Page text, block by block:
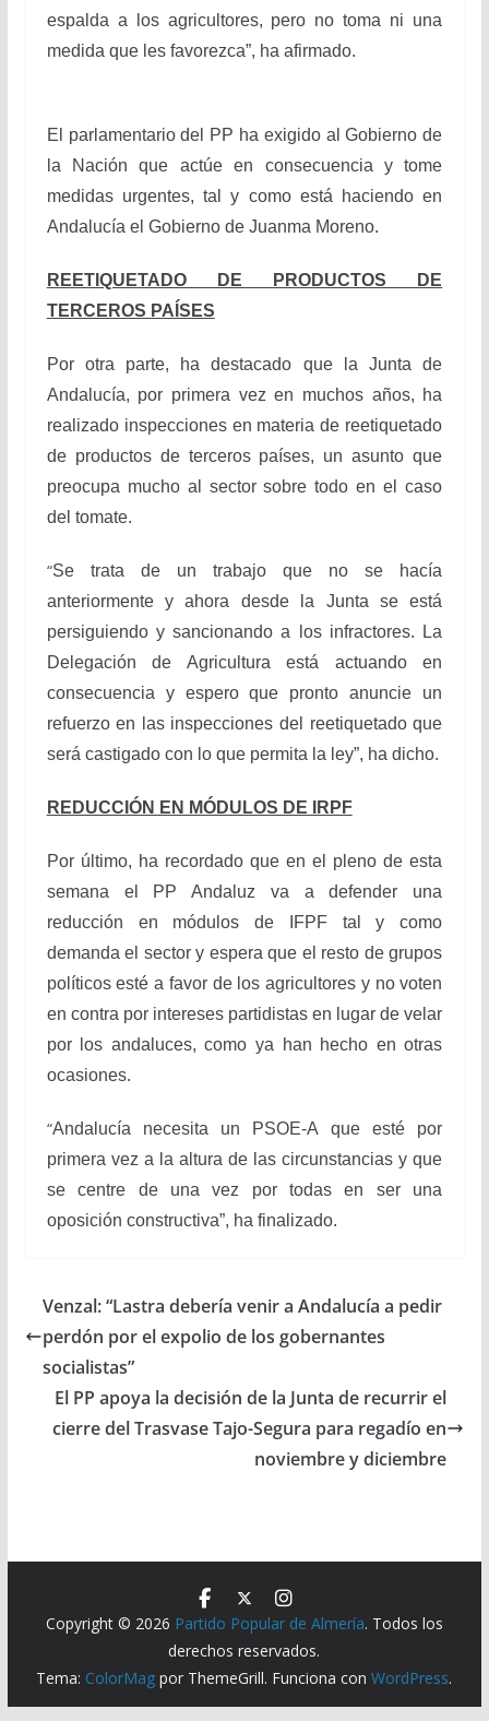
espalda a los agricultores, pero no toma ni una
medida que les favorezca”, ha afirmado.
El parlamentario del PP ha exigido al Gobierno de
la Nación que actúe en consecuencia y tome
medidas urgentes, tal y como está haciendo en
Andalucía el Gobierno de Juanma Moreno.
REETIQUETADO DE PRODUCTOS DE
TERCEROS PAÍSES
Por otra parte, ha destacado que la Junta de
Andalucía, por primera vez en muchos años, ha
realizado inspecciones en materia de reetiquetado
de productos de terceros países, un asunto que
preocupa mucho al sector sobre todo en el caso
del tomate.
“Se trata de un trabajo que no se hacía
anteriormente y ahora desde la Junta se está
persiguiendo y sancionando a los infractores. La
Delegación de Agricultura está actuando en
consecuencia y espero que pronto anuncie un
refuerzo en las inspecciones del reetiquetado que
será castigado con lo que permita la ley”, ha dicho.
REDUCCIÓN EN MÓDULOS DE IRPF
Por último, ha recordado que en el pleno de esta
semana el PP Andaluz va a defender una
reducción en módulos de IFPF tal y como
demanda el sector y espera que el resto de grupos
políticos esté a favor de los agricultores y no voten
en contra por intereses partidistas en lugar de velar
por los andaluces, como ya han hecho en otras
ocasiones.
“Andalucía necesita un PSOE-A que esté por
primera vez a la altura de las circunstancias y que
se centre de una vez por todas en ser una
oposición constructiva”, ha finalizado.
Venzal: “Lastra debería venir a Andalucía a pedir
perdón por el expolio de los gobernantes
socialistas”
El PP apoya la decisión de la Junta de recurrir el
cierre del Trasvase Tajo-Segura para regadío en
noviembre y diciembre
Copyright © 2026 Partido Popular de Almería. Todos los
derechos reservados.
Tema: ColorMag por ThemeGrill. Funciona conWordPress.